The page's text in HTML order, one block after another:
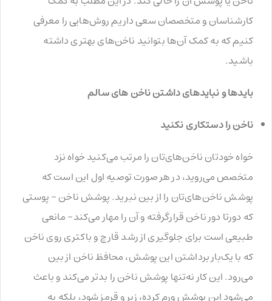
کارشناسان و متخصصان سعی داریم روش‌هایی را معرفی
کنیم که به کمک آن‌ها بتوانید ناخن‌های بهتری داشته
باشید.
بایدها و نبایدهای داشتن ناخن‌ های سالم
ناخن را دستکاری نکنید
خواه خودتان ناخن‌های‌تان را مرتب می‌کنید خواه نزد
متخصص می‌روید، در هر صورت توصیه اول این است که
پوشش ناخن‌های‌تان را از بین نبرید. پوشش ناخن – پوستی
که دورتا دور ناخن قرارگرفته و آن را مهار می‌کند- مانعی
طبیعی است برای جلوگیری از رشد قارچ و باکتری روی ناخن
که با یک‌بار برداشتن این پوشش، محافظ ناخن از بین
می‌رود. این کار نه‌تنها پوشش ناخن را بدتر می‌کند و باعث
می‌شود این پوشش ورم کرده، زبر و قرمز شود، بلکه به